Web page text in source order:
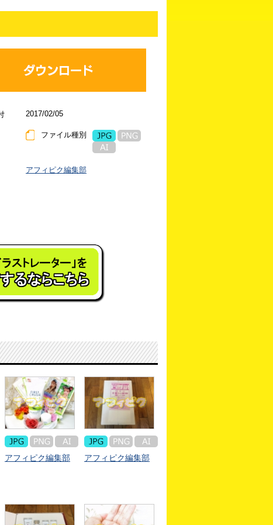
2017/02/05
ファイル種別
アフィピク編集部
アフィピク編集部 アフィピク編集部